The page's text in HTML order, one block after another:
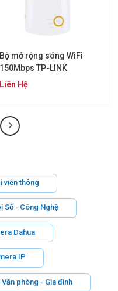
Bộ mở rộng sóng WiFi
150Mbps TP-LINK
TLWA750RE
Liên Hệ
viễn thông
Số - Công Nghệ
Dahua
IP
phòng - Gia đình